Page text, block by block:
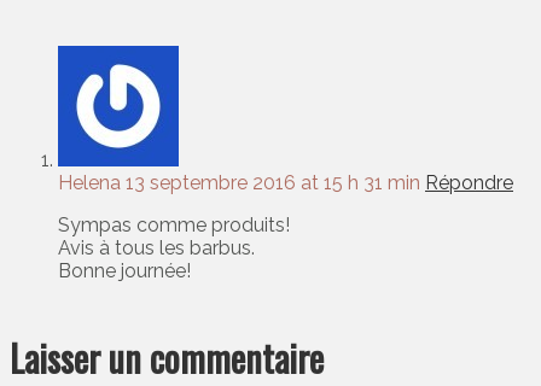
Helena 13 septembre 2016 at 15 h 31 min Répondre
Sympas comme produits!
Avis à tous les barbus.
Bonne journée!
Laisser un commentaire